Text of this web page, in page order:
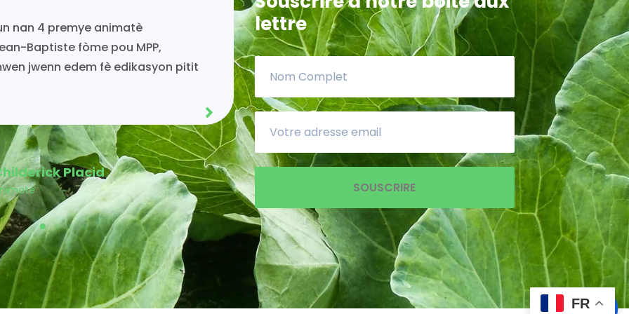
ap viv toujou gras ak
Jeune
MPP
.Esperyans mwen fè ak mpp sèke mwen rive
dekouvri mpp se yon òganizasyon ki p ap
chache ti moso manje Nan men pouvwa peze
souse a.men k ap travay pou pèmèt moun Viv
Nan diyite!
lettre
SOUSCRIRE
FR